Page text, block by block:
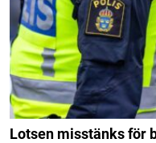
Lotsen misstänks för